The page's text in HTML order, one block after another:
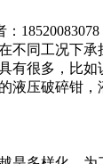
同工况下
有很多，比
液压破碎钳，